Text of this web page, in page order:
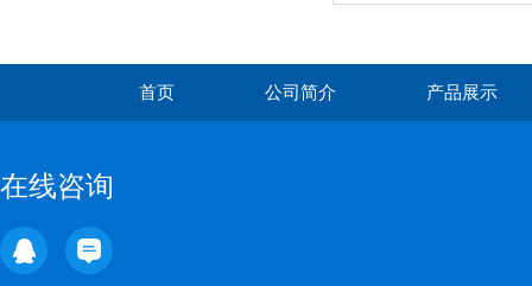
首页 公司简介 产品展示
在线咨询